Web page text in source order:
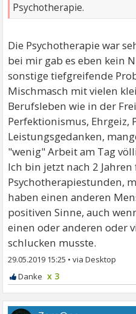
Psychotherapie.
Die Psychotherapie war
bei mir gab es eben kein
sonstige tiefgreifende
Mischmasch mit vielen
Berufsleben wie in der
Perfektionismus, Ehrgeiz,
Leistungsgedanken,
"wenig" Arbeit am Tag
Ich bin jetzt nach 2
Psychotherapiestunden,
haben einen anderen
positiven Sinne, auch
einen oder anderen oder
schlucken musste.
29.05.2019 15:25 •
x 3